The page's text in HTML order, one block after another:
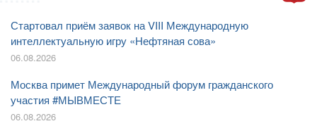
Стартовал приём заявок на VIII Международную
интеллектуальную игру «Нефтяная сова»
06.08.2026
Москва примет Международный форум гражданского
участия #МЫВМЕСТЕ
06.08.2026